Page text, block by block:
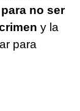
no ser
y la
para